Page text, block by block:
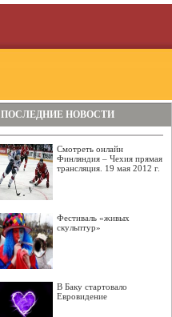
ПОСЛЕДНИЕ НОВОСТИ
Смотреть онлайн
Финляндия – Чехия прямая
трансляция. 19 мая 2012 г.
Фестиваль «живых
скульптур»
В Баку стартовало
Евровидение